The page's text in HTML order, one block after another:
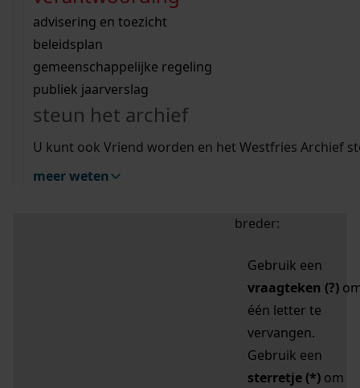
bouwvergunningen
omgevingsvergunningen
vergunningen
beeld en geluid
uitleg nodig?
Wij helpen u op weg met een aantal zoektips.
bekijk alle zoektips
Wij helpen u op weg met een aantal zoektips.
bekijk alle zoektips
bekijk ons geschiedenislokaal
advisering en toezicht
beleidsplan
gemeenschappelijke regeling
publiek jaarverslag
steun het archief
U kunt ook Vriend worden en het Westfries Archief
meer weten
zoektips
Mijn Studiezaal (inloggen)
uw zoekopdracht te
breder:
Gebruik een
vraagteken (?)
één letter te
vervangen.
Gebruik een
sterretje (*) om